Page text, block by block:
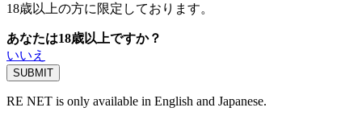
18歳以上の方に限定しております。
あなたは18歳以上ですか？
いいえ
RE NET is only available in English and Japanese.